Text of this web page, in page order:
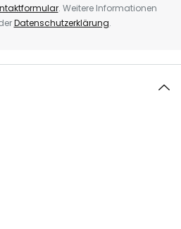
. Weitere Informationen
Datenschutzerklärung.